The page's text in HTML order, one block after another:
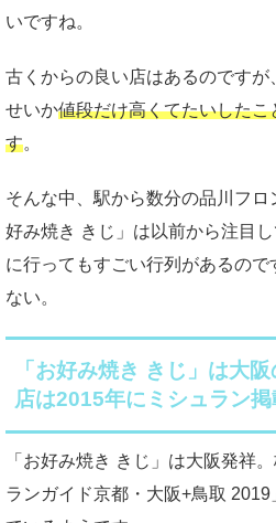
いですね。
古くからの良い店はあるのです
せいか値段だけ高くてたいした
す。
そんな中、駅から数分の品川フ
好み焼き きじ」は以前から注目
に行ってもすごい行列があるの
ない。
「お好み焼き きじ」は大
店は2015年にミシュラン掲
「お好み焼き きじ」は大阪発祥
ランガイド京都・大阪+鳥取